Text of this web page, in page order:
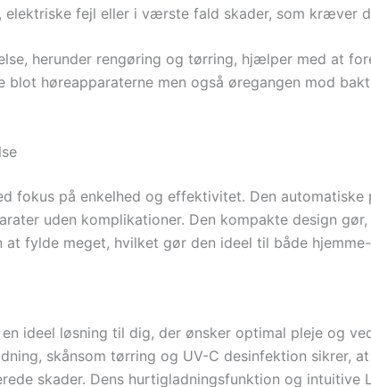
fejl eller i værste fald skader, som kræver
herunder rengøring og tørring, hjælper med at
høreapparaterne men også øregangen mod
fokus på enkelhed og effektivitet. Den
uden komplikationer. Den kompakte design
at fylde meget, hvilket gør den ideel til både
ideel løsning til dig, der ønsker optimal pleje og
skånsom tørring og UV-C desinfektion sikrer,
skader. Dens hurtigladningsfunktion og